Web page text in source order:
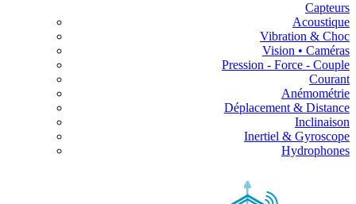
Capteurs
Acoustique
Vibration & Choc
Vision • Caméras
Pression - Force - Couple
Courant
Anémométrie
Déplacement & Distance
Inclinaison
Inertiel & Gyroscope
Hydrophones